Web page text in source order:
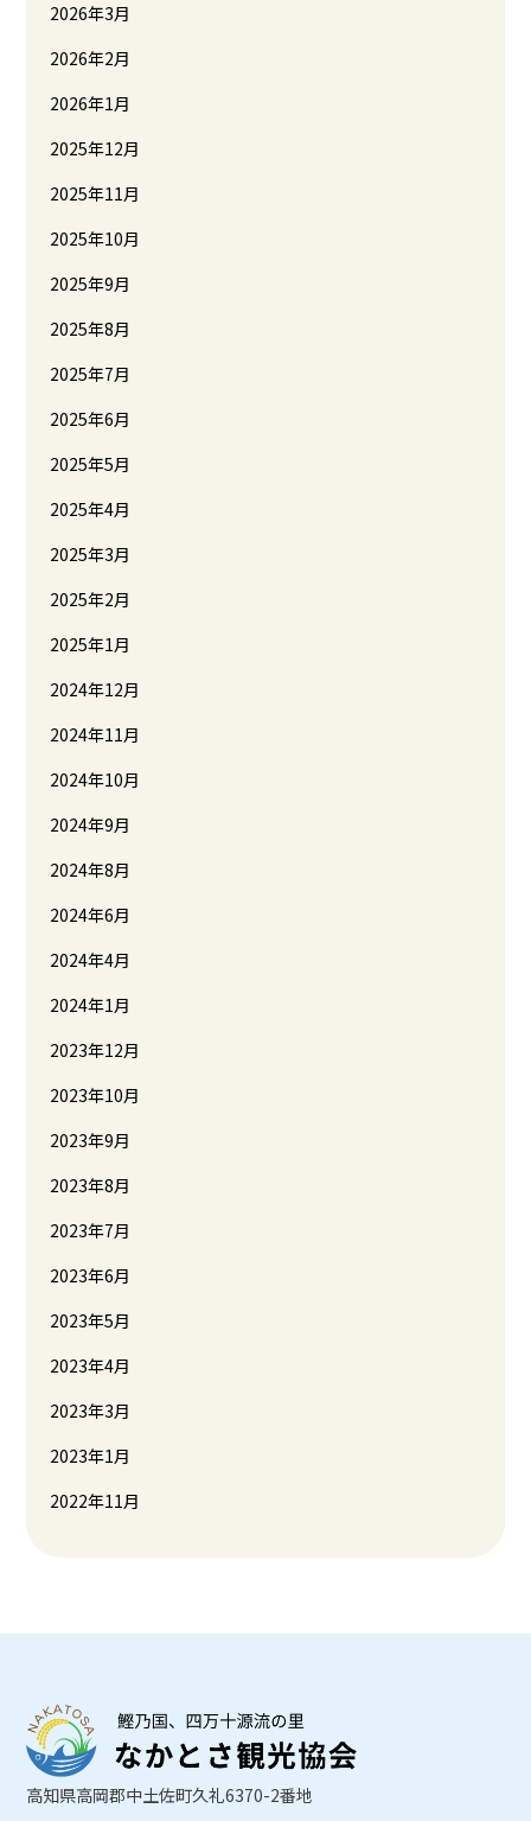
2026年3月
2026年2月
2026年1月
2025年12月
2025年11月
2025年10月
2025年9月
2025年8月
2025年7月
2025年6月
2025年5月
2025年4月
2025年3月
2025年2月
2025年1月
2024年12月
2024年11月
2024年10月
2024年9月
2024年8月
2024年6月
2024年4月
2024年1月
2023年12月
2023年10月
2023年9月
2023年8月
2023年7月
2023年6月
2023年5月
2023年4月
2023年3月
2023年1月
2022年11月
高知県高岡郡中土佐町久礼6370-2番地